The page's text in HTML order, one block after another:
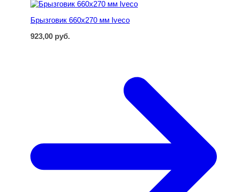
Брызговик 660х270 мм Iveco
923,00 руб.